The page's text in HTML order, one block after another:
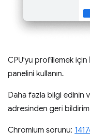
CPU'yu profillemek için
panelini kullanın.
Daha fazla bilgi edinin
adresinden geri
Chromium sorunu: